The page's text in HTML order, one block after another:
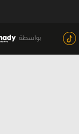
بواسطة